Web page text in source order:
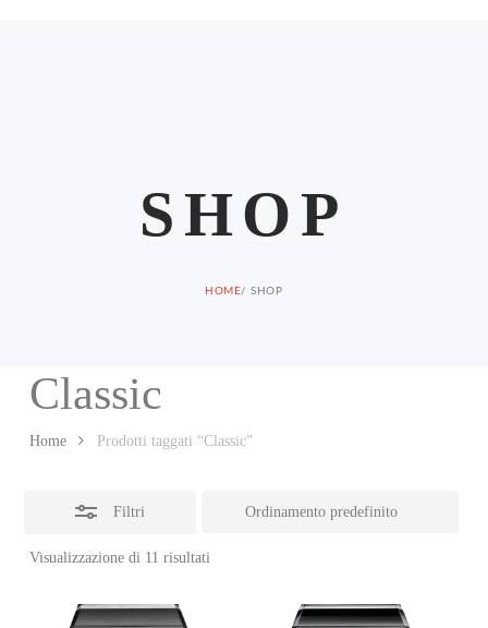
SHOP
HOME/ SHOP
Classic
Home Prodotti taggati “Classic”
Filtri
Visualizzazione di 11 risultati